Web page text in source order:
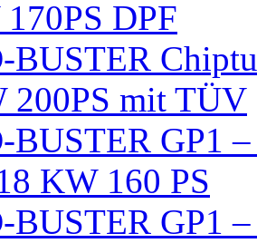
DPF
BUSTER
200PS mit TÜV
BUSTER GP1
KW 160 PS
BUSTER GP1